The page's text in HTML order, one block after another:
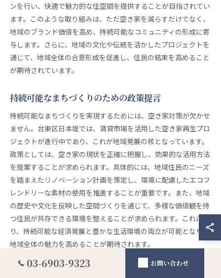
ンを行い、快適で魅力的な住空間を提供することが目指されてい
ます。このような取り組みは、ただ空き家を減らすだけでなく、
地域のブランド価値を高め、持続可能なコミュニティの形成に寄
与します。さらに、地域の文化や伝統を活かしたプロジェクトを
通じて、地域全体の合意形成を促進し、住民の結束を高めること
が期待されています。
持続可能なまちづくりのための政策提言
持続可能なまちづくりを実現するためには、空き家対策が欠かせ
ません。台東区日本堤では、賃貸市場を活用した空き家再生プロ
ジェクトが進行中であり、これが地域発展の核となっています。
政策としては、空き家の現状を正確に把握し、効果的な活用方法
を提案することが求められます。具体的には、地域住民のニーズ
を踏まえたリノベーション計画を策定し、環境に配慮したエコフ
レンドリーな素材の使用を推進することが重要です。また、地域
の歴史や文化を反映した空間づくりを通じて、多様な価値観を持
つ住民が共存できる環境を整えることが求められます。これによ
り、持続可能な経済発展と豊かな生活環境の両立が可能となり、
地域全体の魅力を高めることが期待されます。
03-6903-9323 お問い合わせ